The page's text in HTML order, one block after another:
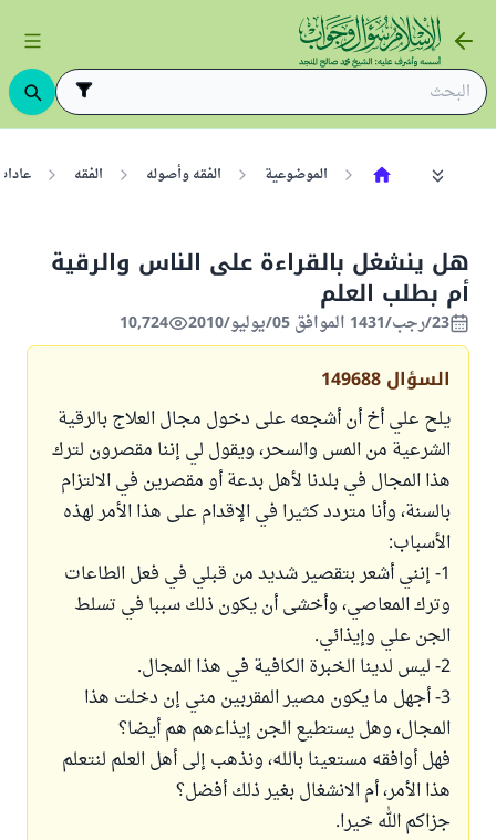
الموضوعية الفقه وأصوله الفقه
هل ينشغل بالقراءة على الناس والرقية
أم بطلب العلم
23/رجب/1431 الموافق 05/يوليو/2010 10,724
السؤال 149688
يلح علي أخ أن أشجعه على دخول مجال العلاج بالرقية
الشرعية من المس والسحر، ويقول لي إننا مقصرون لترك
هذا المجال في بلدنا لأهل بدعة أو مقصرين في الالتزام
بالسنة، وأنا متردد كثيرا في الإقدام على هذا الأمر لهذه
الأسباب:
1- إنني أشعر بتقصير شديد من قبلي في فعل الطاعات
وترك المعاصي، وأخشى أن يكون ذلك سببا في تسلط
الجن علي وإيذائي.
2- ليس لدينا الخبرة الكافية في هذا المجال.
3- أجهل ما يكون مصير المقربين مني إن دخلت هذا
المجال، وهل يستطيع الجن إيذاءهم هم أيضا؟
فهل أوافقه مستعينا بالله، ونذهب إلى أهل العلم لنتعلم
هذا الأمر، أم الانشغال بغير ذلك أفضل؟
جزاكم الله خيرا.